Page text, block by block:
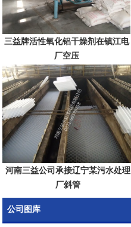
三益牌活性氧化铝干燥剂在镇江电
厂空压
河南三益公司承接辽宁某污水处理
厂斜管
公司图库